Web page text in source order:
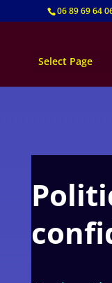
06 89 69 64
Select Page